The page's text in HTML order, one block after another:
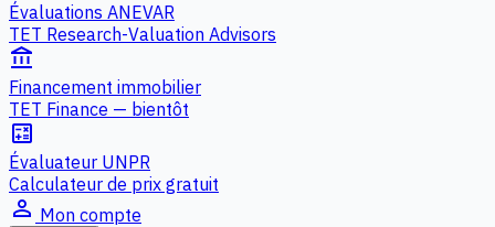
Évaluations ANEVAR
TET Research-Valuation Advisors
account_balance
Financement immobilier
TET Finance — bientôt
calculate
Évaluateur UNPR
Calculateur de prix gratuit
person_outline Mon compte